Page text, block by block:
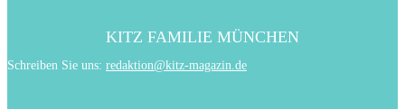
KITZ FAMILIE MÜNCHEN
Schreiben Sie uns: redaktion@kitz-magazin.de